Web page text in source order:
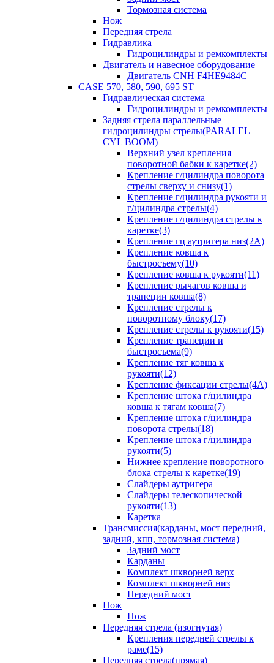
Тормозная система
Нож
Передняя стрела
Гидравлика
Гидроцилиндры и ремкомплекты
Двигатель и навесное оборудование
Двигатель CNH F4HE9484C
CASE 570, 580, 590, 695 ST
Гидравлическая система
Гидроцилиндры и ремкомплекты
Задняя стрела параллельные
гидроцилиндры стрелы(PARALEL
CYL BOOM)
Верхний узел крепления
поворотной бабки к каретке(2)
Крепление г/цилиндра поворота
стрелы сверху и снизу(1)
Крепление г/цилиндра рукояти и
г/цилиндра стрелы(4)
Крепление г/цилиндра стрелы к
каретке(3)
Крепление гц аутригера низ(2А)
Крепление ковша к
быстросъему(10)
Крепление ковша к рукояти(11)
Крепление рычагов ковша и
трапеции ковша(8)
Крепление стрелы к
поворотному блоку(17)
Крепление стрелы к рукояти(15)
Крепление трапеции и
быстросъема(9)
Крепление тяг ковша к
рукояти(12)
Крепление фиксации стрелы(4A)
Крепление штока г/цилиндра
ковша к тягам ковша(7)
Крепление штока г/цилиндра
поворота стрелы(18)
Крепление штока г/цилиндра
рукояти(5)
Нижнее крепление поворотного
блока стрелы к каретке(19)
Слайдеры аутригера
Слайдеры телескопической
рукояти(13)
Каретка
Трансмиссия(карданы, мост передний,
задний, кпп, тормозная система)
Задний мост
Карданы
Комплект шкворней верх
Комплект шкворней низ
Передний мост
Нож
Нож
Передняя стрела (изогнутая)
Крепления передней стрелы к
раме(15)
Передняя стрела(прямая)